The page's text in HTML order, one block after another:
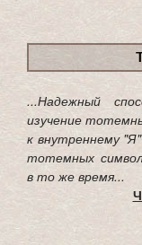
...Надежный
изучение
к внутреннему
тотемных
в то же время...